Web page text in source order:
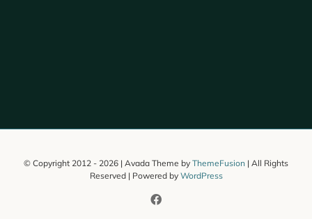
© Copyright 2012 - 2026 | Avada Theme by ThemeFusion | All Rights
Reserved | Powered by WordPress
Facebook